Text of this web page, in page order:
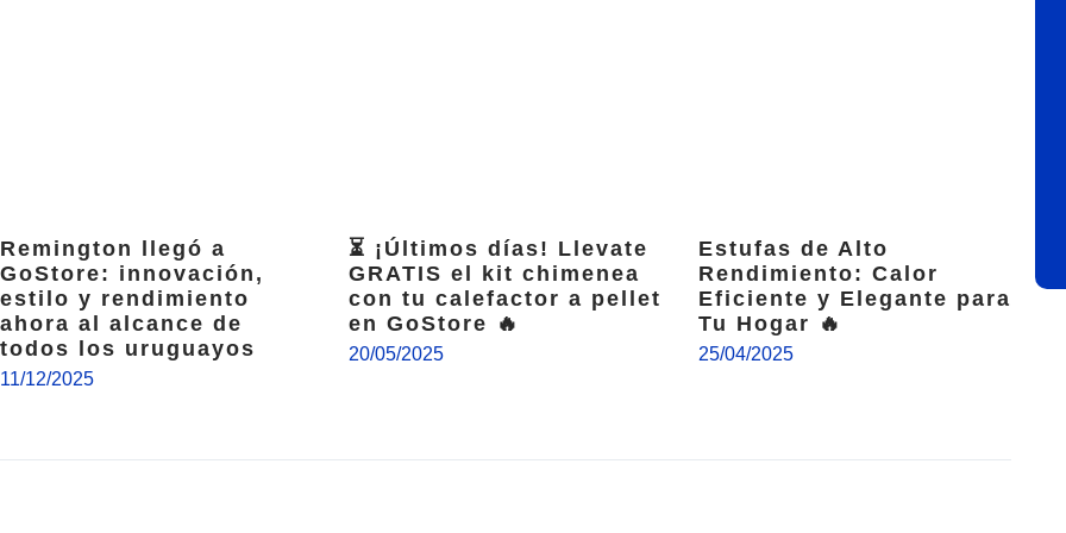
Remington llegó a
GoStore: innovación,
estilo y rendimiento
ahora al alcance de
todos los uruguayos
11/12/2025
⏳ ¡Últimos días! Llevate
GRATIS el kit chimenea
con tu calefactor a pellet
en GoStore 🔥
20/05/2025
Estufas de Alto
Rendimiento: Calor
Eficiente y Elegante para
Tu Hogar 🔥
25/04/2025